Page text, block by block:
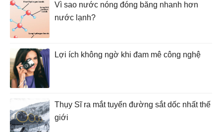
Vì sao nước nóng đóng băng nhanh hơn
nước lạnh?
Lợi ích không ngờ khi đam mê công nghệ
Thụy Sĩ ra mắt tuyến đường sắt dốc nhất thế
giới